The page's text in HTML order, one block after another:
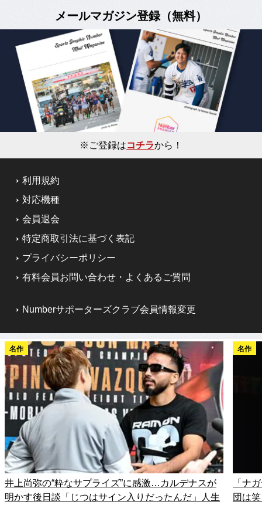
メールマガジン登録（無料）
※ご登録はコチラから！
利用規約
対応機種
会員退会
特定商取引法に基づく表記
プライバシーポリシー
有料会員お問い合わせ・よくあるご質問
Numberサポーターズクラブ会員情報変更
名作
井上尚弥の“粋なサプライズ”に感激…カルデナスが
明かす後日談「じつはサイン入りだったんだ」人生
名作
「ナ
団は